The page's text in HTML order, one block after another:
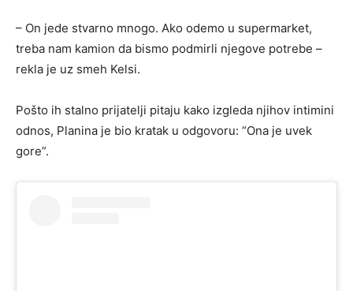
– On jede stvarno mnogo. Ako odemo u supermarket,
treba nam kamion da bismo podmirli njegove potrebe –
rekla je uz smeh Kelsi.
Pošto ih stalno prijatelji pitaju kako izgleda njihov intimini
odnos, Planina je bio kratak u odgovoru: “Ona je uvek
gore”.